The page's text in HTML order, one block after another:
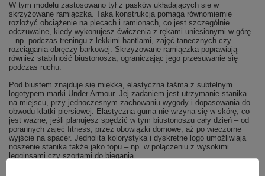
W tym modelu zastosowano tył z pasków układających się w
skrzyżowane ramiączka. Taka konstrukcja pomaga równomiernie
rozłożyć obciążenie na plecach i ramionach, co jest szczególnie
odczuwalne, kiedy wykonujesz ćwiczenia z rękami uniesionymi w górę
– np. podczas treningu z lekkimi hantlami, zajęć tanecznych czy
rozciągania obręczy barkowej. Skrzyżowane ramiączka poprawiają
również stabilność biustonosza, ograniczając jego przesuwanie się
podczas ruchu.
Pod biustem znajduje się miękka, elastyczna taśma z subtelnym
logotypem marki Under Armour. Jej zadaniem jest utrzymanie stanika
na miejscu, przy jednoczesnym zachowaniu wygody i dopasowania do
obwodu klatki piersiowej. Elastyczna guma nie wrzyna się w skórę, co
jest ważne, jeśli planujesz spędzić w tym biustonoszu cały dzień – od
porannych zajęć fitness, przez obowiązki domowe, aż po wieczorne
wyjście na spacer. Jednolita kolorystyka i dyskretne logo umożliwiają
noszenie stanika także jako topu – np. w połączeniu z wysokimi
legginsami czy szortami do biegania.